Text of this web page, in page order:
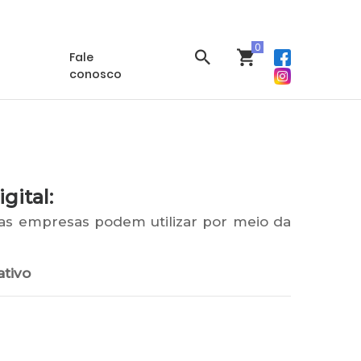
Suporte
Fale
conosco
empresas podem utilizar por meio da